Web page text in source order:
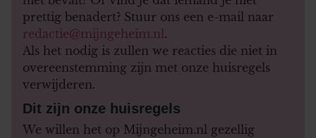
prettig benadert? Stuur ons een e-mail naar
redactie@mijngeheim.nl .
Als het nodig is zullen we reacties die niet in
overeenstemming zijn met onze huisregels
verwijderen.
Dit zijn onze huisregels
We willen het op Mijngeheim.nl gezellig